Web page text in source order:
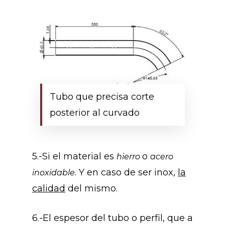
Tubo que precisa corte
posterior al curvado
5.-Si el material es hierro o acero
inoxidable. Y en caso de ser inox, la
calidad del mismo.
6.-El espesor del tubo o perfil, que a